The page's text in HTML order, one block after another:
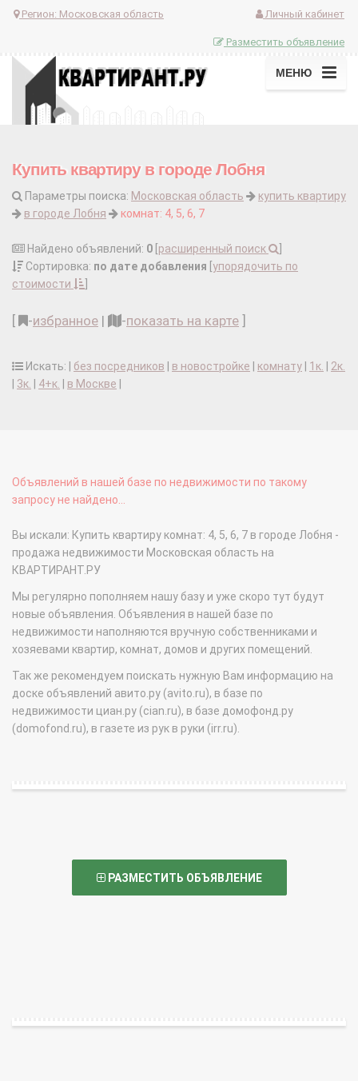
Регион: Московская область Личный кабинет
Разместить объявление
МЕНЮ
Купить квартиру в городе Лобня
Параметры поиска: Московская область
купить квартиру
в городе Лобня
комнат: 4, 5, 6, 7
Найдено объявлений: 0 расширенный поиск
Сортировка: по дате добавления упорядочить по
стоимости
-избранное | -показать на карте
Искать: | без посредников в новостройке комнату 1к.
2к.
3к. 4+к. в Москве
Объявлений в нашей базе по недвижимости по такому
запросу не найдено...
Вы искали: Купить квартиру комнат: 4, 5, 6, 7 в городе Лобня -
продажа недвижимости Московская область на
КВАРТИРАНТ.РУ
Мы регулярно пополняем нашу базу и уже скоро тут будут
новые объявления. Объявления в нашей базе по
недвижимости наполняются вручную собственниками и
хозяевами квартир, комнат, домов и других помещений.
Так же рекомендуем поискать нужную Вам информацию на
доске объявлений авито.ру (avito.ru), в базе по
недвижимости циан.ру (cian.ru), в базе домофонд.ру
(domofond.ru), в газете из рук в руки (irr.ru).
РАЗМЕСТИТЬ ОБЪЯВЛЕНИЕ